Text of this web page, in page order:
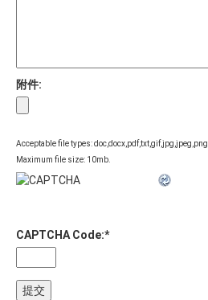
附件:
Acceptable file types: doc,docx,pdf,txt,gif,jpg,jpeg,png.
Maximum file size: 10mb.
CAPTCHA Code:*